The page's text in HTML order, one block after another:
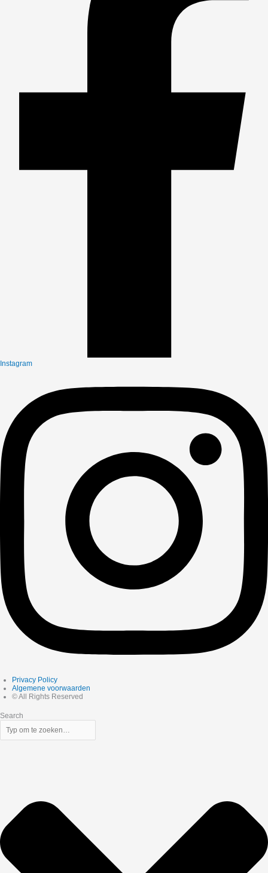
Instagram
Privacy Policy
Algemene voorwaarden
© All Rights Reserved
Search